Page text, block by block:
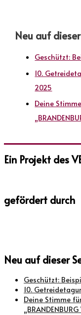
Neu auf
Geschützt:
10.
2025
Deine
Ein Projekt des
gefördert durch
Neu auf dieser
Geschützt:
10.
Deine Stimme